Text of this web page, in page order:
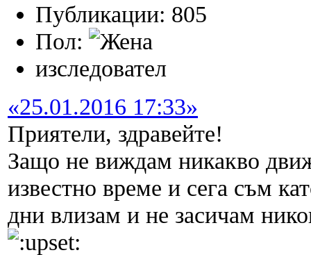
Публикации: 805
Пол:
изследовател
«25.01.2016 17:33»
Приятели, здравейте!
Защо не виждам никакво
известно време и сега съм
дни влизам и не засичам